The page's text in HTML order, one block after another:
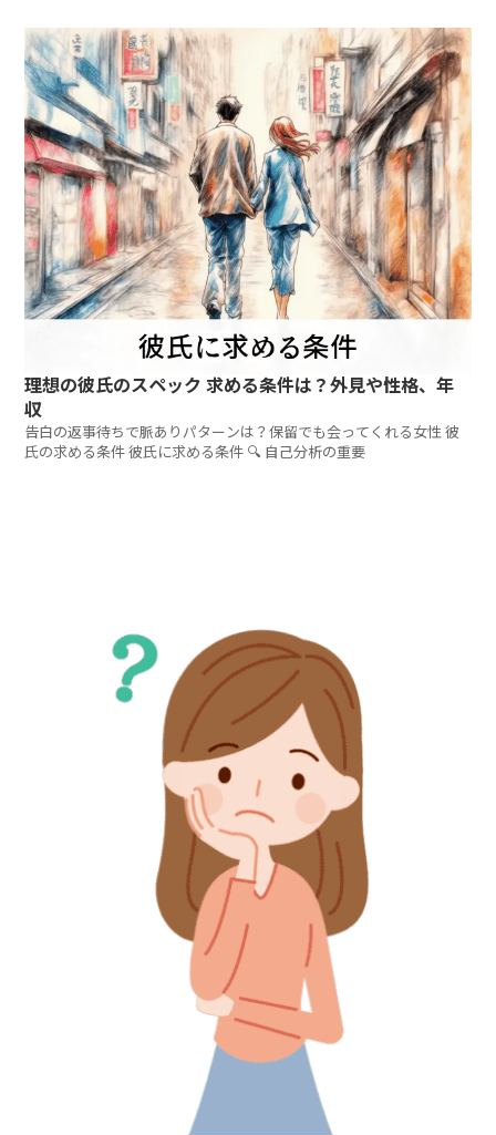
理想の彼氏のスペック 求める条件は？外見や性格、年
収
告白の返事待ちで脈ありパターンは？保留でも会ってくれる女性 彼
氏の求める条件 彼氏に求める条件 🔍 自己分析の重要